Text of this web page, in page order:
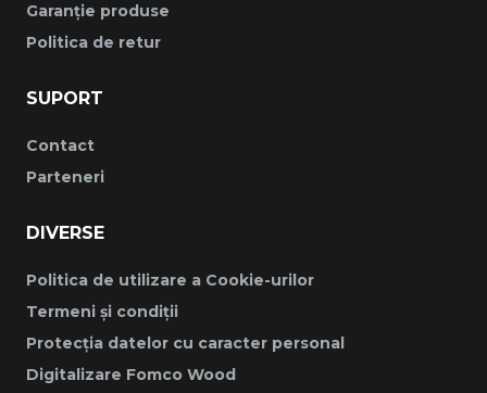
Garanție produse
Politica de retur
SUPORT
Contact
Parteneri
DIVERSE
Politica de utilizare a Cookie-urilor
Termeni și condiții
Protecția datelor cu caracter personal
Digitalizare Fomco Wood